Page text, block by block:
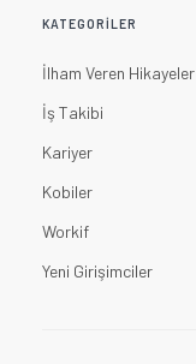
KATEGORILER
İlham Veren Hikayeler
İş Takibi
Kariyer
Kobiler
Workif
Yeni Girişimciler